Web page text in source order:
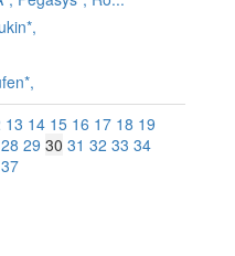
13 14 15 16 17 18 19
28 29 30 31 32 33 34
37